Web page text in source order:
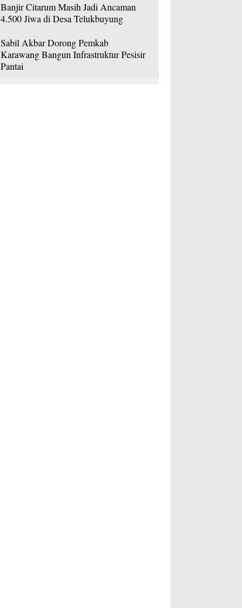
Banjir Citarum Masih Jadi Ancaman
4.500 Jiwa di Desa Telukbuyung
Sabil Akbar Dorong Pemkab
Karawang Bangun Infrastruktur Pesisir
Pantai